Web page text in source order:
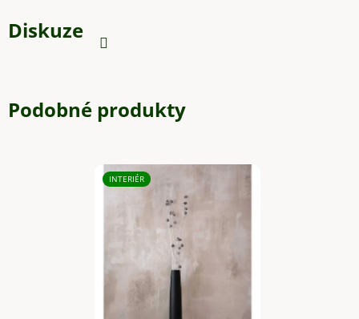
Diskuze
Podobné produkty
INTERIÉR